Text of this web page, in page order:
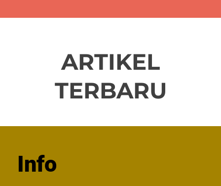
ARTIKEL
TERBARU
Info